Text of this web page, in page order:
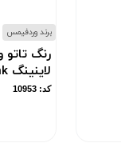
برند وردفیمس
رنگ
لاینینگ Outlining Ink
کد: 10953